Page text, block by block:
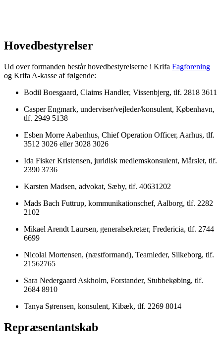
Hovedbestyrelser
Ud over formanden består hovedbestyrelserne i Krifa Fagforening
og Krifa A-kasse af følgende:
Bodil Boesgaard, Claims Handler, Vissenbjerg, tlf. 2818 3611
Casper Engmark, underviser/vejleder/konsulent, København,
tlf. 2949 5138
Esben Morre Aabenhus, Chief Operation Officer, Aarhus, tlf.
3512 3026 eller 3028 3026
Ida Fisker Kristensen, juridisk medlemskonsulent, Mårslet, tlf.
2390 3736
Karsten Madsen, advokat, Sæby, tlf. 40631202
Mads Bach Futtrup, kommunikationschef, Aalborg, tlf. 2282
2102
Mikael Arendt Laursen, generalsekretær, Fredericia, tlf. 2744
6699
Nicolai Mortensen, (næstformand), Teamleder, Silkeborg, tlf.
21562765
Sara Nedergaard Askholm, Forstander, Stubbekøbing, tlf.
2684 8910
Tanya Sørensen, konsulent, Kibæk, tlf. 2269 8014
Repræsentantskab